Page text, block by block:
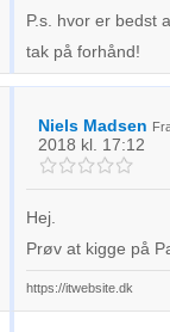
P.s. hvor er bedst
tak på forhånd!
Niels Madsen
2018 kl. 17:12
Hej.
Prøv at kigge på
https://itwebsite.dk